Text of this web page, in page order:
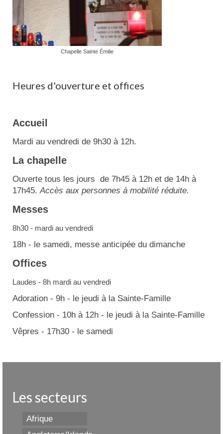
Chapelle Sainte Émilie
Heures d'ouverture et offices
Accueil
Mardi au vendredi de 9h30 à 12h.
La chapelle
Ouverte tous les jours de 7h45 à 12h et de 14h à
17h45.Accès aux personnes à mobilité réduite.
Messes
8h30 - mardi au vendredi
18h - le samedi, messe anticipée du dimanche
Offices
Laudes - 8h mardi au vendredi
Adoration - 9h - le jeudi à la Sainte-Famille
Confession - 10h à 12h - le jeudi à la Sainte-Famille
Vêpres - 17h30 - le samedi
Les secteurs
Afrique